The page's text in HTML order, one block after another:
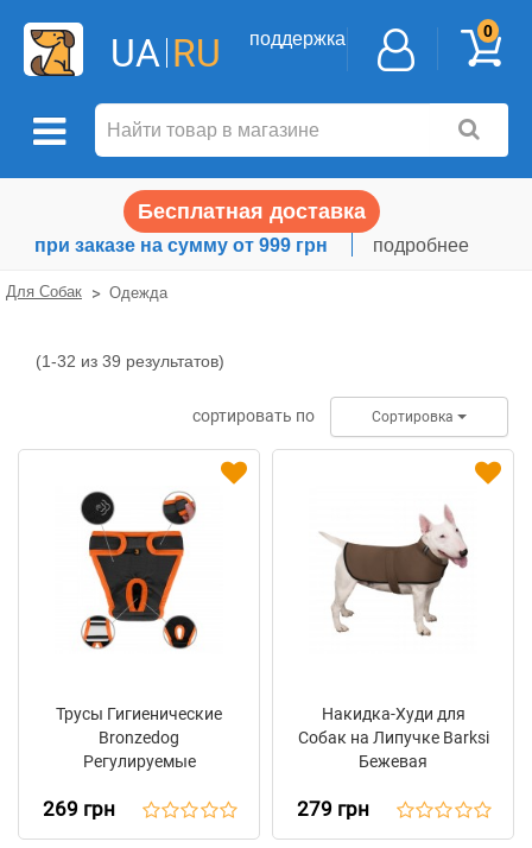
UA RU поддержка 0
Бесплатная доставка
при заказе на сумму от 999 грн подробнее
Для Собак Одежда
Одежда
(1-32 из 39 результатов)
сортировать по Сортировка
Трусы Гигиенические
Bronzedog
Регулируемые
269 грн
Накидка-Худи для
Собак на Липучке Barksi
Бежевая
279 грн